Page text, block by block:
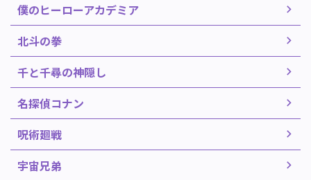
僕のヒーローアカデミア
北斗の拳
千と千尋の神隠し
名探偵コナン
呪術廻戦
宇宙兄弟